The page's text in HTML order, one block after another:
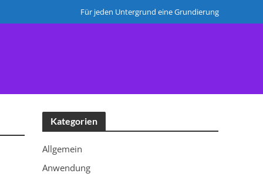
Für jeden Untergrund eine Grundierung
Kategorien
Allgemein
Anwendung